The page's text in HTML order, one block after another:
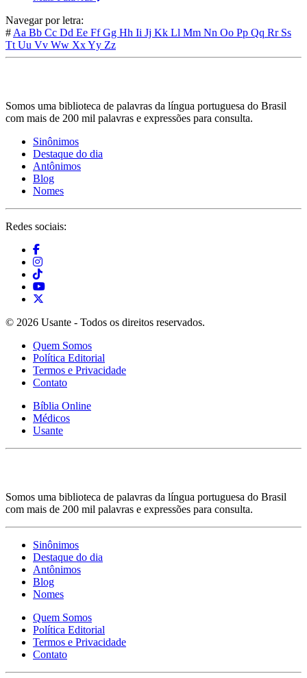
Navegar por letra:
# Aa Bb Cc Dd Ee FfGg Hh Ii Jj Kk Ll Mm Nn Oo Pp Qq Rr Ss
Tt Uu Vv Ww XxYy Zz
Somos uma biblioteca de palavras da língua portuguesa do Brasil
com mais de 200 mil palavras e expressões para consulta.
Sinônimos
Destaque do dia
Antônimos
Blog
Nomes
Redes sociais:
© 2026 Usante - Todos os direitos reservados.
Quem Somos
Política Editorial
Termos e Privacidade
Contato
Bíblia Online
Médicos
Usante
Somos uma biblioteca de palavras da língua portuguesa do Brasil
com mais de 200 mil palavras e expressões para consulta.
Sinônimos
Destaque do dia
Antônimos
Blog
Nomes
Quem Somos
Política Editorial
Termos e Privacidade
Contato